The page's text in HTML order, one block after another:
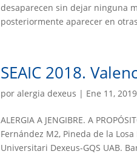
desaparecen sin dejar ninguna
posteriormente aparecer en
SEAIC 2018.
poralergia dexeus | Ene 11, 2019
ALERGIA A JENGIBRE. A
Fernández M2, Pineda de la
Universitari Dexeus-GQS UAB.